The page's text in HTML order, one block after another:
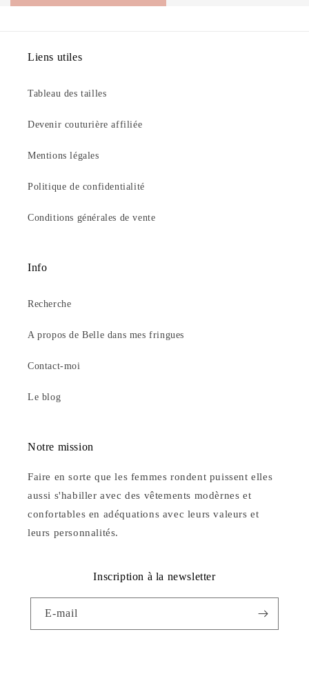
Liens utiles
Tableau des tailles
Devenir couturière affiliée
Mentions légales
Politique de confidentialité
Conditions générales de vente
Info
Recherche
A propos de Belle dans mes fringues
Contact-moi
Le blog
Notre mission
Faire en sorte que les femmes rondent puissent elles
aussi s'habiller avec des vêtements modèrnes et
confortables en adéquations avec leurs valeurs et
leurs personnalités.
Inscription à la newsletter
E-mail